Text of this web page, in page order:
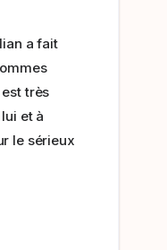
a fait
très
et à
le sérieux